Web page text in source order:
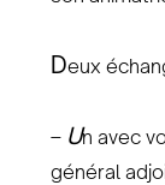
Deux
– Un avec
général